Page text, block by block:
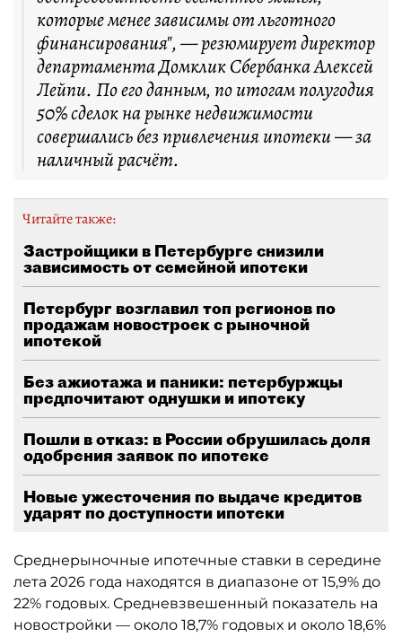
которые менее зависимы от льготного
финансирования", — резюмирует директор
департамента Домклик Сбербанка Алексей
Лейпи. По его данным, по итогам полугодия
50% сделок на рынке недвижимости
совершались без привлечения ипотеки — за
наличный расчёт.
Читайте также:
Застройщики в Петербурге снизили
зависимость от семейной ипотеки
Петербург возглавил топ регионов по
продажам новостроек с рыночной
ипотекой
Без ажиотажа и паники: петербуржцы
предпочитают однушки и ипотеку
Пошли в отказ: в России обрушилась доля
одобрения заявок по ипотеке
Новые ужесточения по выдаче кредитов
ударят по доступности ипотеки
Среднерыночные ипотечные ставки в середине
лета 2026 года находятся в диапазоне от 15,9% до
22% годовых. Средневзвешенный показатель на
новостройки — около 18,7% годовых и около 18,6%